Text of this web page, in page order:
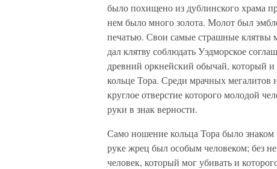
было похищено из дублинского храма
нем было много золота. Молот был
печатью. Свои самые страшные клятвы
дал клятву соблюдать Уэдморское
древний оркнейский обычай, который и
кольце Тора. Среди мрачных мегалитов
круглое отверстие которого молодой
руки в знак верности.
Само ношение кольца Тора было
руке жрец был особым человеком; без
человек, который мог убивать и